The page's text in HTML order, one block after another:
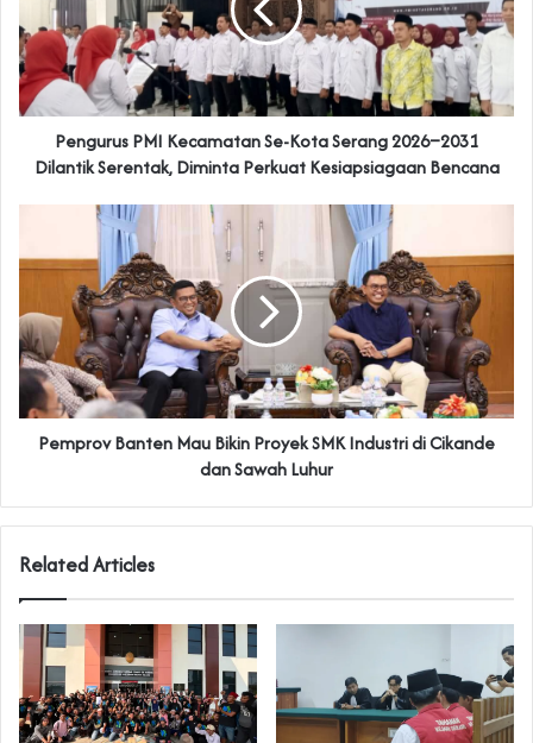
Pengurus PMI Kecamatan Se-Kota Serang 2026–2031
Dilantik Serentak, Diminta Perkuat Kesiapsiagaan Bencana
Pemprov Banten Mau Bikin Proyek SMK Industri di Cikande
dan Sawah Luhur
Related Articles